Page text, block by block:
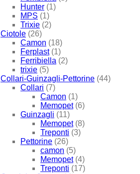
Hunter (1)
MPS (1)
Trixie (2)
Ciotole (26)
Camon (18)
Ferplast (1)
Ferribiella (2)
trixie (5)
Collari-Guinzagli-Pettorine (44)
Collari (7)
Camon (1)
Memopet (6)
Guinzagli (11)
Memopet (8)
Treponti (3)
Pettorine (26)
camon (5)
Memopet (4)
Treponti (17)